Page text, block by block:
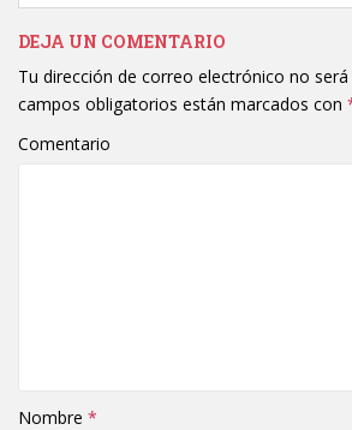
DEJA UN COMENTARIO
Tu dirección de correo electrónico no será
campos obligatorios están marcados con
Comentario
Nombre *